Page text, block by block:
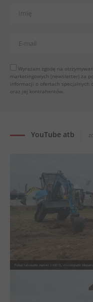
31.07.2026
SCHWING
budowach
30.07.2026
Dynapac Z.ERA:
YouTube atb
Pokaz ładowarki Venieri 1.63D TL, minikoparki
Wyrażam zgodę na
marketingowych (newsletter) za pośrednictwem poczty elektronicznej w tym
informacji o ofertach specjalnych
oraz jej kontrahentów.